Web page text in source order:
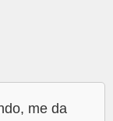
me da